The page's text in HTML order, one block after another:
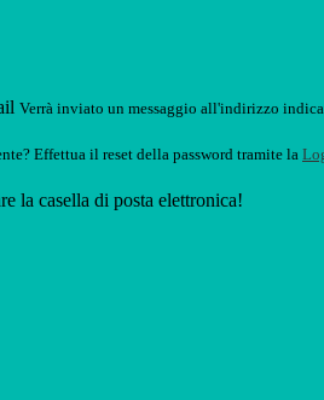
Verrà inviato un messaggio all'indirizzo
Effettua il reset della password tramite la
la casella di posta elettronica!